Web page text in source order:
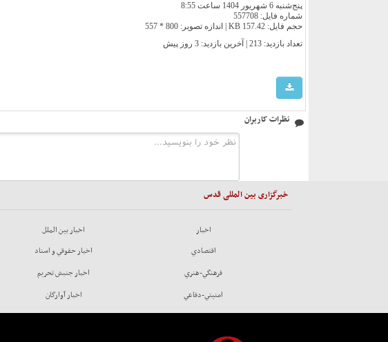
پنج‌شنبه 6 شهریور 1404 ساعت 8:55
شماره فایل: 557708
حجم فایل: 157.42 KB | اندازه تصویر: 800 * 557
تعداد بازدید: 213 | آخرین بازدید:
3 روز پیش
نظرات کاربران
خبرگزاری بین المللی قدس
اخبار
اقتصادي
فرهنگي-هنري
امنيتي-دفاعي
اخبار بين الملل
اخبار حقوقي و اسناد
اخبار جنبش تحريم
اخبار آوارگان